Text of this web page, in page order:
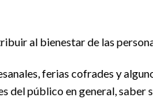
al bienestar de las
ferias cofrades y
del público en general, saber